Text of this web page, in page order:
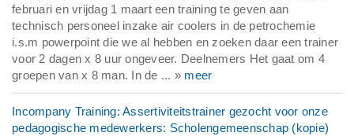
februari en vrijdag 1 maart een training te geven aan
technisch personeel inzake air coolers in de petrochemie
i.s.m powerpoint die we al hebben en zoeken daar een trainer
voor 2 dagen x 8 uur ongeveer. Deelnemers Het gaat om 4
groepen van x 8 man. In de ... » meer
Incompany Training: Assertiviteitstrainer gezocht voor onze
pedagogische medewerkers: Scholengemeenschap (kopie)